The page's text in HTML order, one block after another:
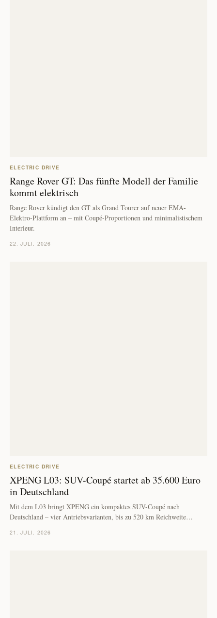
ELECTRIC DRIVE
Range Rover GT: Das fünfte Modell der Familie
kommt elektrisch
Range Rover kündigt den GT als Grand Tourer auf neuer EMA-
Elektro-Plattform an – mit Coupé-Proportionen und minimalistischem
Interieur.
22. JULI. 2026
ELECTRIC DRIVE
XPENG L03: SUV-Coupé startet ab 35.600 Euro
in Deutschland
Mit dem L03 bringt XPENG ein kompaktes SUV-Coupé nach
Deutschland – vier Antriebsvarianten, bis zu 520 km Reichweite…
21. JULI. 2026